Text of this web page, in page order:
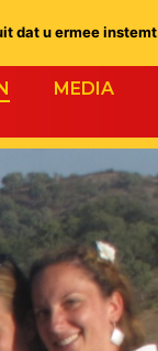
MEDIA
dat u ermee